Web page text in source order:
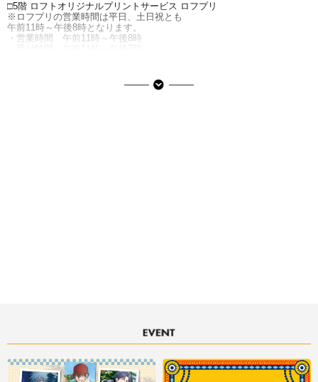
□5階 ロフトオリジナルプリントサービス ロフプリ
※ロフプリの営業時間は平日、土日祝とも
午前11時～午後8時となります。
・営業時間 午前11時～午後8時
・月～土曜・祝日 Mon–Sat & Public Holidays